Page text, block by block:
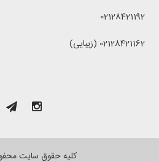
02128421192
02128421162 (زیبایی)
کلیه حقوق سایت